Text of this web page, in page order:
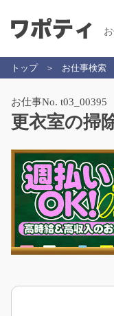
トップ お仕事検索
お仕事No. t03_00395
更衣室の掃